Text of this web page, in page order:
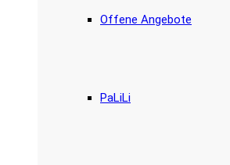
Offene Angebote
PaLiLi